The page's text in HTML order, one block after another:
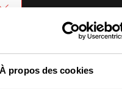
À propos des cookies
le chiffre
des projets.